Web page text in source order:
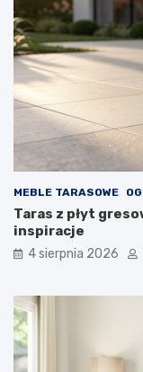
MEBLE TARASOWE
Taras z płyt
inspiracje
4 sierpnia 2026